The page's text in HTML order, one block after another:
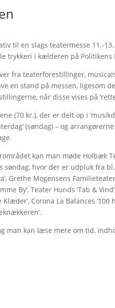
til en slags teatermesse 11.-
trykkeri i kælderen på Politikens
fra teaterforestillinger,
en stand på messen, ligesom
når disse vises på ‘rette
(70 kr.), der er delt op i
(søndag) – og
kan man møde Holbæk
hvor der er udpluk fra
Grethe Mogensens
By’, Teater Hunds ‘Tab &
Corona La Balances
man kan læse mere om tid,